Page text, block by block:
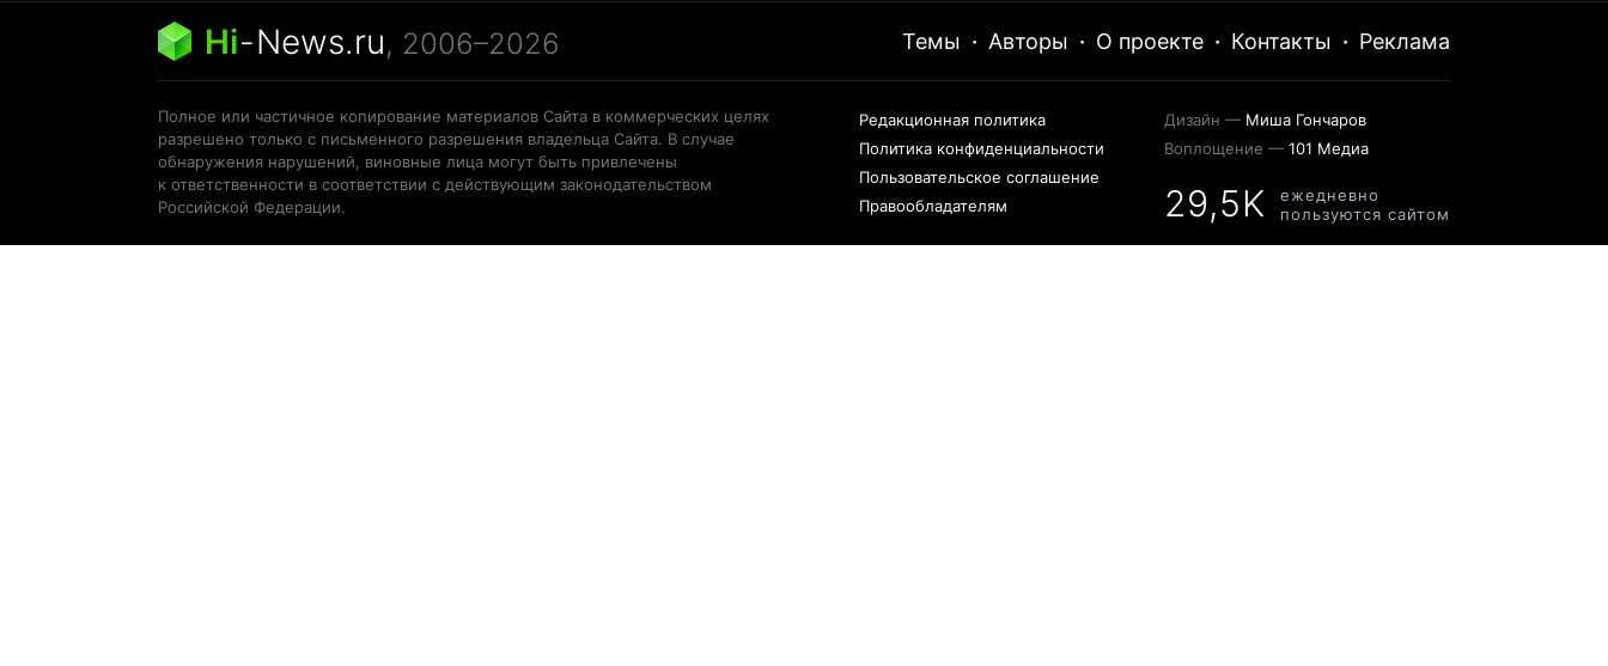
Hi-News.ru, 2006–2026 Темы · Авторы · О проекте · Контакты · Реклама
Полное или частичное копирование материалов Сайта в коммерческих целях
разрешено только с письменного разрешения владельца Сайта. В случае
обнаружения нарушений, виновные лица могут быть привлечены
к ответственности в соответствии с действующим законодательством
Российской Федерации.
Редакционная политика
Политика конфиденциальности
Пользовательское соглашение
Правообладателям
Дизайн — Миша Гончаров
Воплощение — 101 Медиа
29,5K
ежедневно
пользуются сайтом